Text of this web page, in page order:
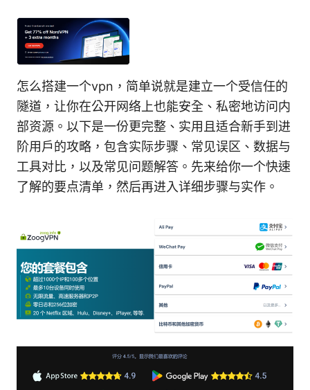
怎么搭建一个vpn，简单说就是建立一个受信任的
隧道，让你在公开网络上也能安全、私密地访问内
部资源。以下是一份更完整、实用且适合新手到进
阶用户的攻略，包含实际步骤、常见误区、数据与
工具对比，以及常见问题解答。先来给你一个快速
了解的要点清单，然后再进入详细步骤与实作。